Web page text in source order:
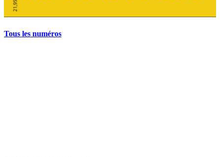
Tous les numéros